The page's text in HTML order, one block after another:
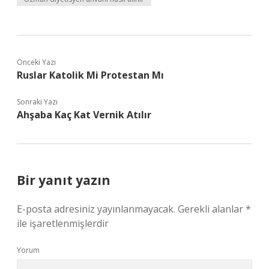
Önceki Yazı
Ruslar Katolik Mi Protestan Mı
Sonraki Yazı
Ahşaba Kaç Kat Vernik Atılır
Bir yanıt yazın
E-posta adresiniz yayınlanmayacak. Gerekli alanlar*
ile işaretlenmişlerdir
Yorum